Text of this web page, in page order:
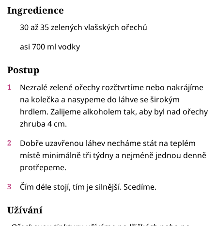
Ingredience
30 až 35 zelených vlašských ořechů
asi 700 ml vodky
Postup
Nezralé zelené ořechy rozčtvrtíme nebo nakrájíme
na kolečka a nasypeme do láhve se širokým
hrdlem. Zalijeme alkoholem tak, aby byl nad ořechy
zhruba 4 cm.
Dobře uzavřenou láhev necháme stát na teplém
místě minimálně tři týdny a nejméně jednou denně
protřepeme.
Čím déle stojí, tím je silnější. Scedíme.
Užívání